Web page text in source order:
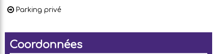
Parking privé
Coordonnées